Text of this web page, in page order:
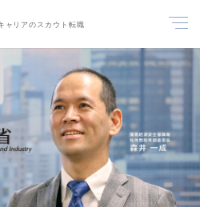
ャリアのスカウト転職